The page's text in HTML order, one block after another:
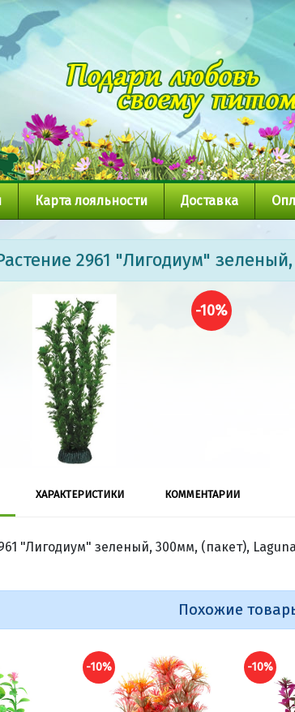
Карта лояльности Доставка
2961 "Лигодиум"
-10%
ХАРАКТЕРИСТИКИ КОММЕНТАРИИ
"Лигодиум" зеленый, 300мм, (пакет), Laguna
Похожие
-10% -9%